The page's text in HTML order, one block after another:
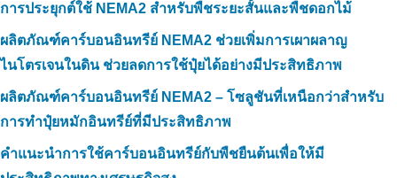
การประยุกต์ใช้ NEMA2 สำหรับพืชระยะสั้นและพืชดอกไม้
ผลิตภัณฑ์คาร์บอนอินทรีย์ NEMA2 ช่วยเพิ่มการเผาผลาญ
ไนโตรเจนในดิน ช่วยลดการใช้ปุ๋ยได้อย่างมีประสิทธิภาพ
ผลิตภัณฑ์คาร์บอนอินทรีย์ NEMA2 – โซลูชันที่เหนือกว่าสำหรับ
การทำปุ๋ยหมักอินทรีย์ที่มีประสิทธิภาพ
คำแนะนำการใช้คาร์บอนอินทรีย์กับพืชยืนต้นเพื่อให้มี